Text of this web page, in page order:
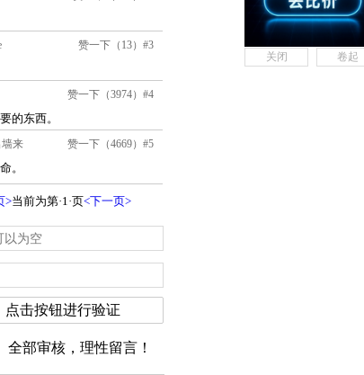
关闭 卷起